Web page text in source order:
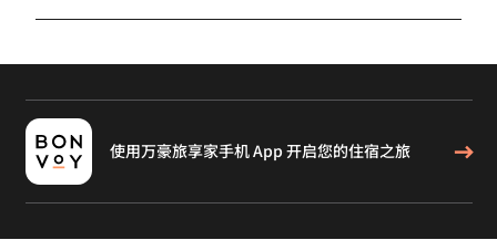
使用万豪旅享家手机 App 开启您的住宿之旅